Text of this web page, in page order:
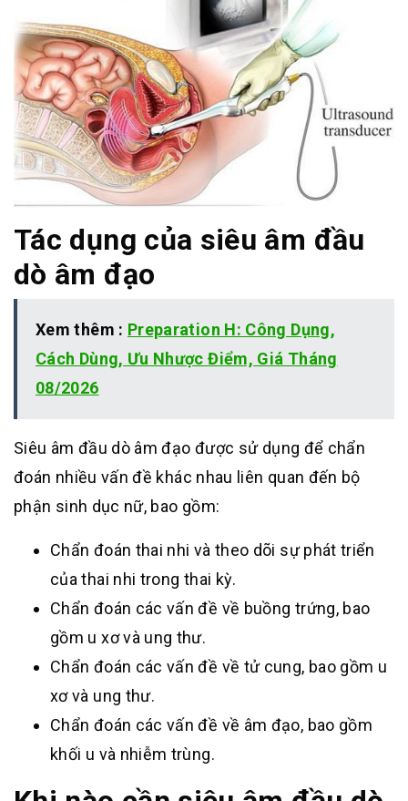
Tác dụng của siêu âm đầu
dò âm đạo
Xem thêm : Preparation H: Công Dụng,
Cách Dùng, Ưu Nhược Điểm, Giá Tháng
08/2026
Siêu âm đầu dò âm đạo được sử dụng để chẩn
đoán nhiều vấn đề khác nhau liên quan đến bộ
phận sinh dục nữ, bao gồm:
Chẩn đoán thai nhi và theo dõi sự phát triển
của thai nhi trong thai kỳ.
Chẩn đoán các vấn đề về buồng trứng, bao
gồm u xơ và ung thư.
Chẩn đoán các vấn đề về tử cung, bao gồm u
xơ và ung thư.
Chẩn đoán các vấn đề về âm đạo, bao gồm
khối u và nhiễm trùng.